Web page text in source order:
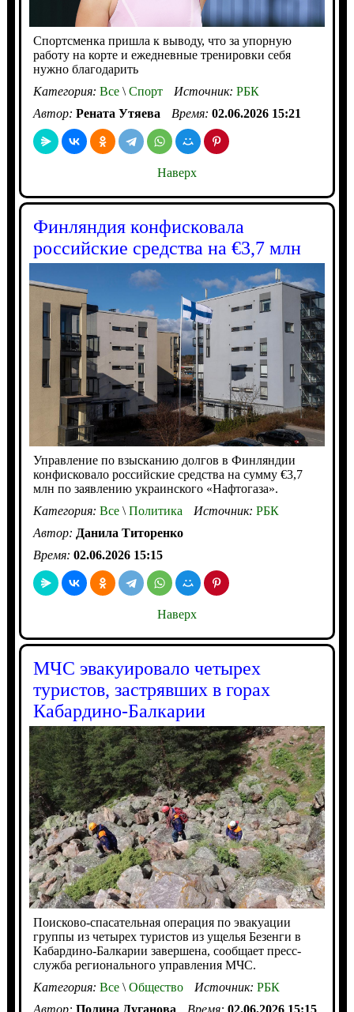
Спортсменка пришла к выводу, что за упорную
работу на корте и ежедневные тренировки себя
нужно благодарить
Категория: Все\Спорт Источник: РБК
Автор: Рената Утяева Время: 02.06.2026 15:21
Наверх
Финляндия конфисковала
российские средства на €3,7 млн
Управление по взысканию долгов в Финляндии
конфисковало российские средства на сумму €3,7
млн по заявлению украинского «Нафтогаза».
Категория: Все\Политика Источник: РБК
Автор: Данила Титоренко
Время: 02.06.2026 15:15
Наверх
МЧС эвакуировало четырех
туристов, застрявших в горах
Кабардино-Балкарии
Поисково-спасательная операция по эвакуации
группы из четырех туристов из ущелья Безенги в
Кабардино-Балкарии завершена, сообщает пресс-
служба регионального управления МЧС.
Категория: Все\Общество Источник: РБК
Автор: Полина Дуганова Время: 02.06.2026 15:15